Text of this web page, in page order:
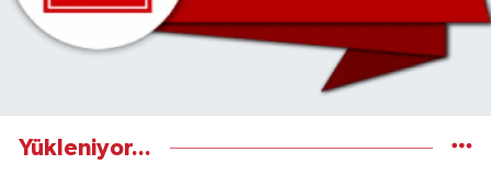
Yükleniyor...